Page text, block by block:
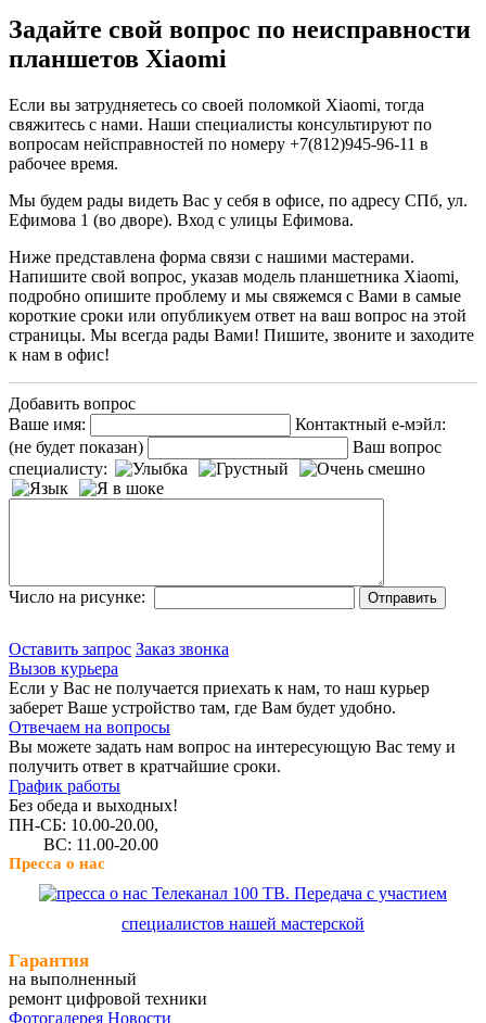
Задайте свой вопрос по неисправности
планшетов Xiaomi
Если вы затрудняетесь со своей поломкой Xiaomi, тогда
свяжитесь с нами. Наши специалисты консультируют по
вопросам нейсправностей по номеру +7(812)945-96-11 в
рабочее время.
Мы будем рады видеть Вас у себя в офисе, по адресу СПб, ул.
Ефимова 1 (во дворе). Вход с улицы Ефимова.
Ниже представлена форма связи с нашими мастерами.
Напишите свой вопрос, указав модель планшетника Xiaomi,
подробно опишите проблему и мы свяжемся с Вами в самые
короткие сроки или опубликуем ответ на ваш вопрос на этой
страницы. Мы всегда рады Вами! Пишите, звоните и заходите
к нам в офис!
Добавить вопрос
Ваше имя:
Контактный е-мэйл:
(не будет показан)
Ваш вопрос
специалисту:
Число на рисунке:
Оставить запрос Заказ звонка
Вызов курьера
Если у Вас не получается приехать к нам, то наш курьер
заберет Ваше устройство там, где Вам будет удобно.
Отвечаем на вопросы
Вы можете задать нам вопрос на интересующую Вас тему и
получить ответ в кратчайшие сроки.
График работы
Без обеда и выходных!
ПН-СБ: 10.00-20.00,
ВС: 11.00-20.00
Пресса о нас
Телеканал 100 ТВ. Передача с участием
специалистов нашей мастерской
Гарантия
на выполненный
ремонт цифровой техники
Фотогалерея Новости